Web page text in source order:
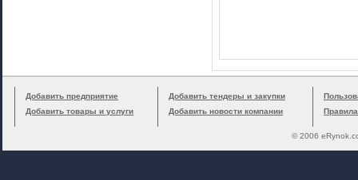
Добавить предприятие
Добавить товары и услуги
Добавить тендеры и закупки
Добавить новости компании
© 2006